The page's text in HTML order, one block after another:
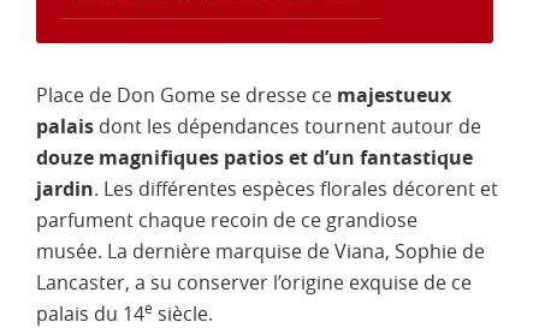
Place de Don Gome se dresse ce majestueux
palais dont les dépendances tournent autour de
douze magnifiques patios et d’un fantastique
jardin. Les différentes espèces florales décorent et
parfument chaque recoin de ce grandiose
musée. La dernière marquise de Viana, Sophie de
Lancaster, a su conserver l’origine exquise de ce
palais du 14e siècle.